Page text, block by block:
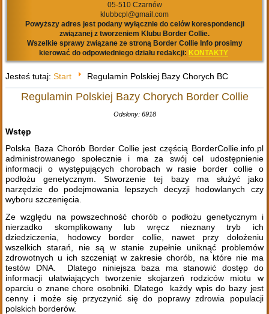
05-510 Czarnów
klubbcpl@gmail.com
Powyższy adres jest podany wyłącznie do celów korespondencji
związanej z tworzeniem Klubu Border Collie.
Wszelkie sprawy związane ze stroną Border Collie Info prosimy
kierować do odpowiedniego działu redakcji: KONTAKTY
Jesteś tutaj:Start Regulamin Polskiej Bazy Chorych BC
Regulamin Polskiej Bazy Chorych Border Collie
Odsłony: 6918
Wstęp
Polska Baza Chorób Border Collie jest częścią BorderCollie.info.pl
administrowanego społecznie i ma za swój cel udostępnienie
informacji o występujących chorobach w rasie border collie o
podłożu genetycznym. Stworzenie tej bazy ma służyć jako
narzędzie do podejmowania lepszych decyzji hodowlanych czy
wyboru szczenięcia.
Ze względu na powszechność chorób o podłożu genetycznym i
nierzadko skomplikowany lub wręcz nieznany tryb ich
dziedziczenia, hodowcy border collie, nawet przy dołożeniu
wszelkich starań, nie są w stanie zupełnie uniknąć problemów
zdrowotnych u ich szczeniąt w zakresie chorób, na które nie ma
testów DNA. Dlatego niniejsza baza ma stanowić dostęp do
informacji ułatwiających tworzenie skojarzeń rodziców miotu w
oparciu o znane chore osobniki. Dlatego każdy wpis do bazy jest
cenny i może się przyczynić się do poprawy zdrowia populacji
polskich borderów.